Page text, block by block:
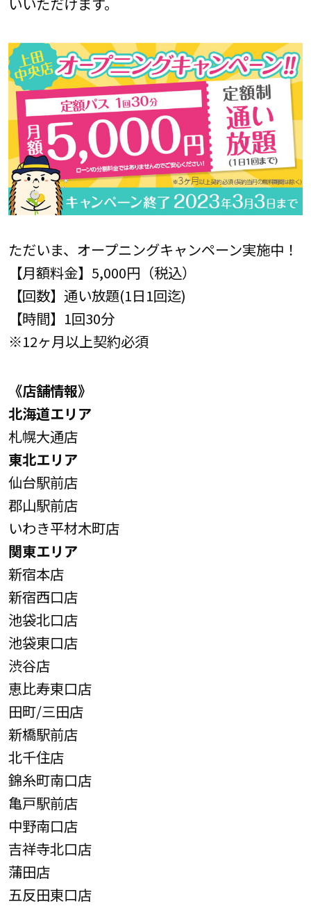
ただいま、オープニングキャンペーン実施中！
【月額料金】5,000円（税込）
【回数】通い放題(1日1回迄)
【時間】1回30分
※12ヶ月以上契約必須
《店舗情報》
北海道エリア
札幌大通店
東北エリア
仙台駅前店
郡山駅前店
いわき平材木町店
関東エリア
新宿本店
新宿西口店
池袋北口店
池袋東口店
渋谷店
恵比寿東口店
田町/三田店
新橋駅前店
北千住店
錦糸町南口店
亀戸駅前店
中野南口店
吉祥寺北口店
蒲田店
五反田東口店